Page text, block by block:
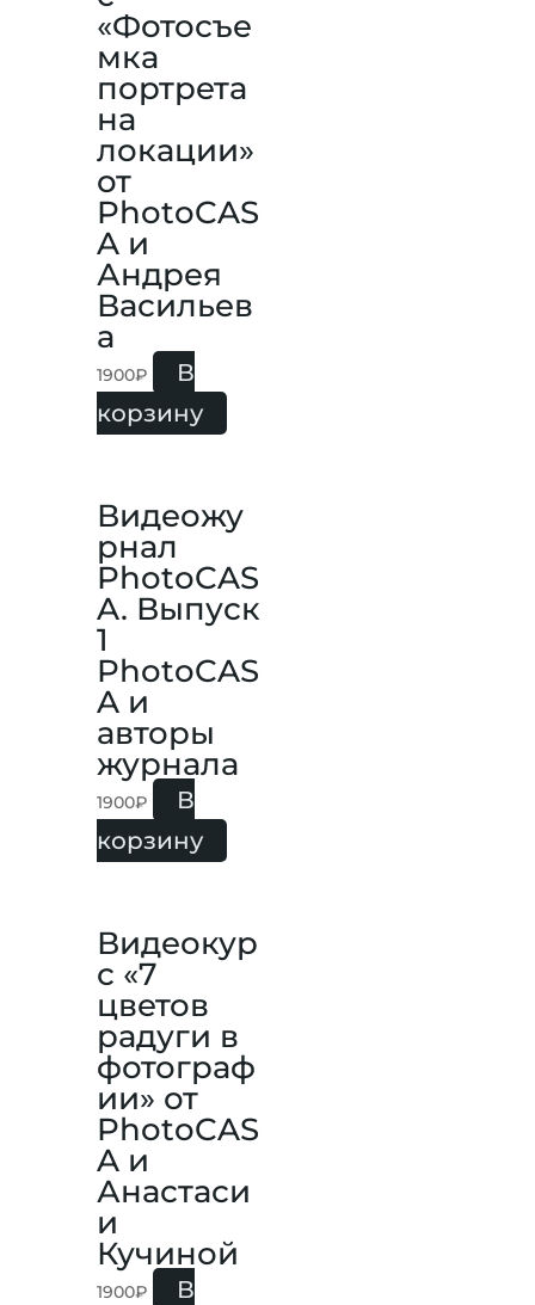
«Фотосъе
мка
портрета
на
локации»
от
PhotoCAS
A и
Андрея
Васильев
а
1900₽
В
корзину
Видеожу
рнал
PhotoCAS
A. Выпуск
1
PhotoCAS
A и
авторы
журнала
1900₽
В
корзину
Видеокур
с «7
цветов
радуги в
фотограф
ии» от
PhotoCAS
A и
Анастаси
и
Кучиной
1900₽
В